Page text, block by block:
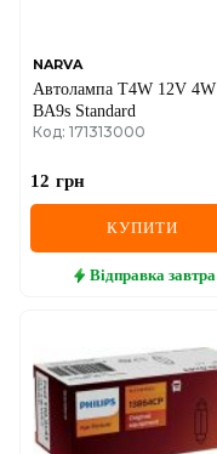
NARVA
Автолампа T4W 12V 4W
BA9s Standard
Код: 171313000
12 грн
КУПИТИ
Відправка завтра